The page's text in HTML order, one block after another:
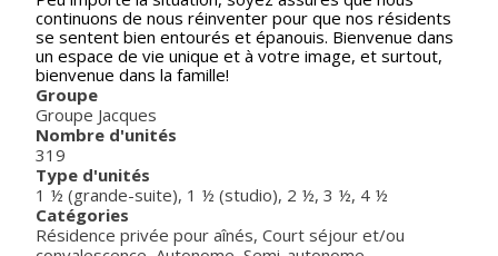
continuons de nous réinventer pour que nos résidents
se sentent bien entourés et épanouis. Bienvenue dans
un espace de vie unique et à votre image, et surtout,
bienvenue dans la famille!
Groupe
Groupe Jacques
Nombre d'unités
319
Type d'unités
1 ½ (grande-suite), 1 ½ (studio), 2 ½, 3 ½, 4 ½
Catégories
Résidence privée pour aînés, Court séjour et/ou